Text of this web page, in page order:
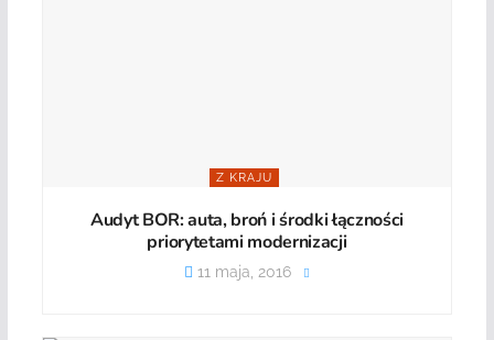
Z KRAJU
Audyt BOR: auta, broń i środki łączności
priorytetami modernizacji
11 maja, 2016